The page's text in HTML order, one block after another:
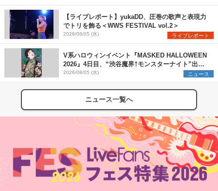
バンアーティストを一斉解禁
グルメ×ランタンナイトで彩る2日
間
【ライブレポート】yukaDD、圧巻の歌声と表現力
でトリを飾る＜WWS FESTIVAL vol.2＞
2026/08/05 (水) ライブレポート
V系ハロウィンイベント『MASKED HALLOWEEN
2026』4日目、“渋谷魔界†モンスターナイト”出演6
組を発表
2026/08/05 (水) ニュース
ニュース一覧へ